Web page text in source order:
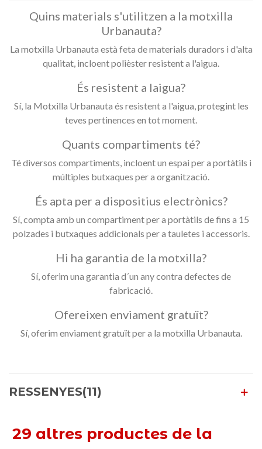
Quins materials s'utilitzen a la motxilla
Urbanauta?
La motxilla Urbanauta està feta de materials duradors i d'alta
qualitat, incloent polièster resistent a l'aigua.
És resistent a laigua?
Sí, la Motxilla Urbanauta és resistent a l'aigua, protegint les
teves pertinences en tot moment.
Quants compartiments té?
Té diversos compartiments, incloent un espai per a portàtils i
múltiples butxaques per a organització.
És apta per a dispositius electrònics?
Sí, compta amb un compartiment per a portàtils de fins a 15
polzades i butxaques addicionals per a tauletes i accessoris.
Hi ha garantia de la motxilla?
Sí, oferim una garantia d´un any contra defectes de
fabricació.
Ofereixen enviament gratuït?
Sí, oferim enviament gratuït per a la motxilla Urbanauta.
RESSENYES(11)
29 altres productes de la